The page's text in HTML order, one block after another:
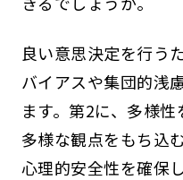
良い意思決定を行う
バイアスや集団的浅
ます。第2に、多様
多様な観点をもち込
心理的安全性を確保